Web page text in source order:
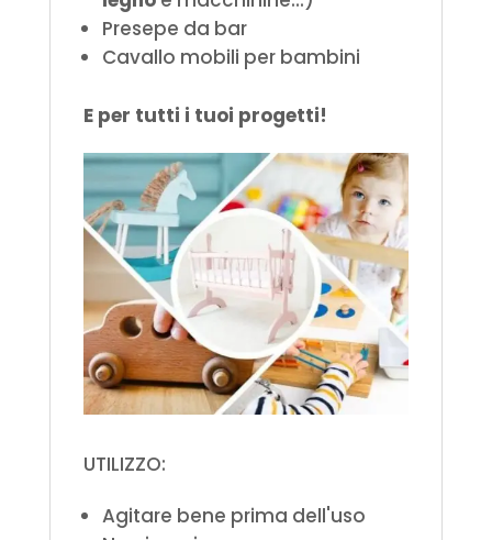
Presepe da bar
Cavallo mobili per bambini
E per tutti i tuoi progetti!
UTILIZZO:
Agitare bene prima dell'uso